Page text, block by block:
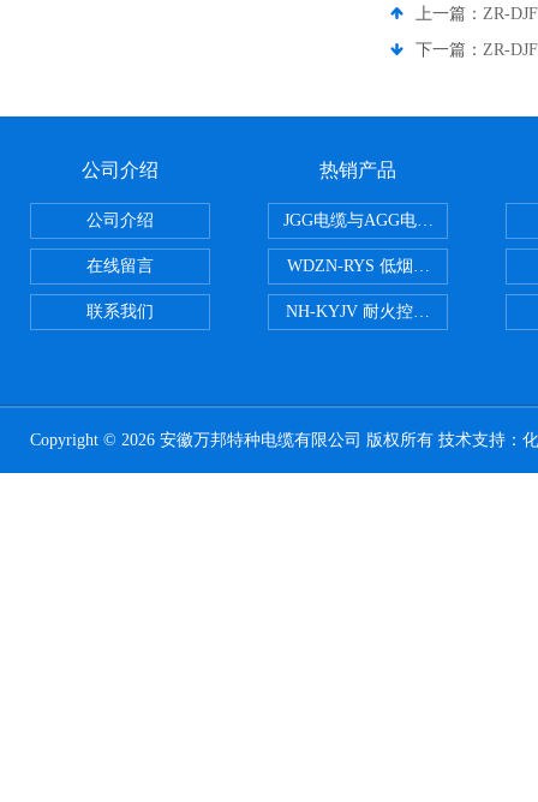
上一篇： ZR-
下一篇： ZR-
公司介绍
公司介绍
在线留言
联系我们
热销产品
JGG电缆与AGG电缆有什么区别
WDZN-RYS 低烟无卤耐火双绞线
NH-KYJV 耐火控制电缆
Copyright © 2026 安徽万邦特种电缆有限公司 版权所有 技术支持：